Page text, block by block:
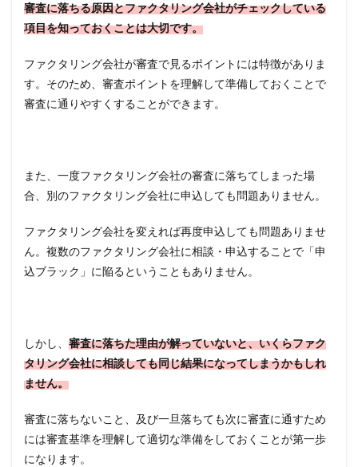
てい
るか
売掛
先の
存在
が認
1.3
支払
が60
日を
る
支払
い能
力は
認め
るか
1.5
ファ
審査に落ちる原因とファクタリング会社がチェックしている
項目を知っておくことは大切です。
ファクタリング会社が審査で見るポイントには特徴がありま
す。そのため、審査ポイントを理解して準備しておくことで
審査に通りやすくすることができます。
また、一度ファクタリング会社の審査に落ちてしまった場
合、別のファクタリング会社に申込しても問題ありません。
ファクタリング会社を変えれば再度申込しても問題ありませ
ん。複数のファクタリング会社に相談・申込することで「申
込ブラック」に陥るということもありません。
しかし、 審査に落ちた理由が解っていないと、いくらファク
タリング会社に相談しても同じ結果になってしまうかもしれ
ません。
審査に落ちないこと、及び一旦落ちても次に審査に通すため
には審査基準を理解して適切な準備をしておくことが第一歩
になります。